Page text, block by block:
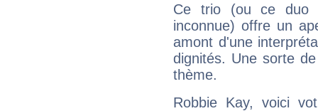
Ce trio (ou ce duo
inconnue) offre un
amont d'une
dignités. Une sorte
thème.
Robbie Kay, voici